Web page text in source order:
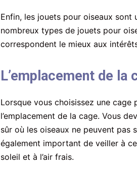
Enfin, les jouets pour oiseaux
nombreux types de jouets pour
correspondent le mieux aux
L’emplacement de la
Lorsque vous choisissez une
l’emplacement de la cage. Vous
sûr où les oiseaux ne peuvent pas
également important de veiller à
soleil et à l’air frais.